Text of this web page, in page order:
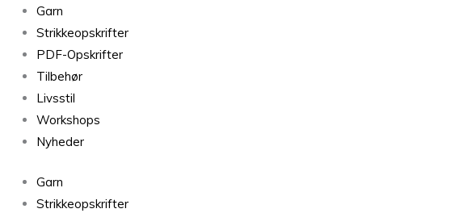
Garn
Strikkeopskrifter
PDF-Opskrifter
Tilbehør
Livsstil
Workshops
Nyheder
Garn
Strikkeopskrifter